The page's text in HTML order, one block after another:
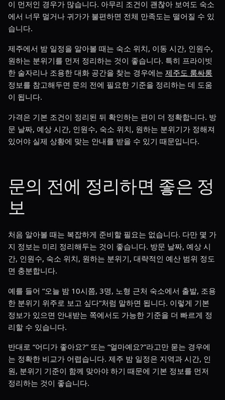
이 먼저인 경우가 많습니다. 아무리 조건이 괜찮아 보여도 숙소
에서 너무 멀거나 귀가가 불편하면 전체 만족도는 떨어질 수 있
습니다.
제주에서 밤 일정을 알아볼 때는 숙소 위치, 이동 시간, 인원수,
원하는 분위기를 먼저 정리하는 것이 좋습니다. 특히 프라이빗
한 술자리나 조용한 대화 공간을 찾는 경우에는 제주도 룸싸롱
정보를 참고해두면 문의 전에 필요한 기준을 정리하는 데 도움
이 됩니다.
가격은 기본 조건이 정리된 뒤 확인하는 편이 더 정확합니다. 방
문 날짜, 예상 시간, 인원수, 숙소 위치, 원하는 분위기가 정해져
있어야 실제 상황에 맞는 안내를 받을 수 있기 때문입니다.
문의 전에 정리하면 좋은 정
보
처음 알아볼 때는 복잡하게 준비할 필요는 없습니다. 다만 몇 가
지 정보는 미리 정리해두는 것이 좋습니다. 방문 날짜, 예상 시
간, 인원수, 숙소 위치, 원하는 분위기, 대략적인 예산 범위 정도
면 충분합니다.
예를 들어 “오늘 밤 10시쯤, 3명, 노형 근처 숙소에서 출발, 조용
한 분위기 위주로 보고 싶다”처럼 말하면 됩니다. 이렇게 기본
정보가 있으면 안내받는 쪽에서도 가능한 기준을 더 빠르게 정
리할 수 있습니다.
반대로 “어디가 좋아요?” 또는 “얼마예요?”라고만 묻는 경우에
는 정확한 비교가 어렵습니다. 제주 밤 일정은 지역과 시간, 인
원, 분위기 기준이 함께 맞아야 하기 때문에 기본 정보를 먼저
정리하는 것이 좋습니다.